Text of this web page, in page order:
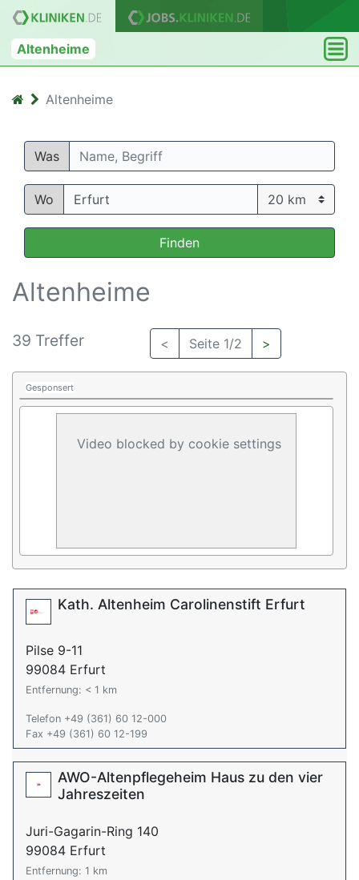
Altenheime
Altenheime
Was
Wo
Finden
Altenheime
39 Treffer < Seite 1/2 >
Gesponsert
Video blocked by cookie settings
Kath. Altenheim Carolinenstift Erfurt
Pilse 9-11
99084 Erfurt
Entfernung: < 1 km
Telefon +49 (361) 60 12-000
Fax +49 (361) 60 12-199
AWO-Altenpflegeheim Haus zu den vier
Jahreszeiten
Juri-Gagarin-Ring 140
99084 Erfurt
Entfernung: 1 km